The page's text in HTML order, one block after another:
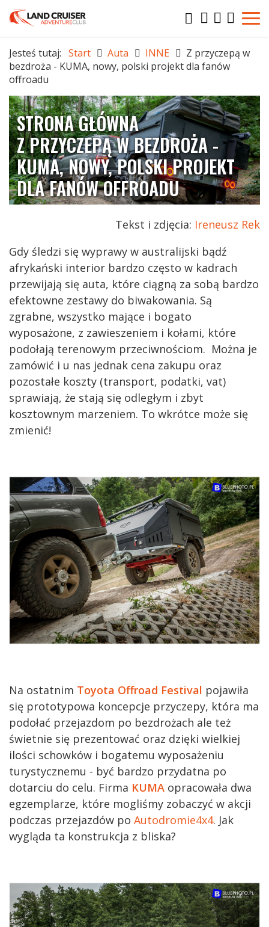
Jesteś tutaj: Start Auta INNE
Z przyczepą w
bezdroża - KUMA, nowy, polski projekt dla fanów
offroadu
STRONA GŁÓWNA
Z PRZYCZEPĄ W BEZDROŻA -
KUMA, NOWY, POLSKI PROJEKT
DLA FANÓW OFFROADU
Tekst i zdjęcia: Ireneusz Rek
Gdy śledzi się wyprawy w australijski bądź
afrykański interior bardzo często w kadrach
przewijają się auta, które ciągną za sobą bardzo
efektowne zestawy do biwakowania. Są
zgrabne, wszystko mające i bogato
wyposażone, z zawieszeniem i kołami, które
podołają terenowym przeciwnościom. Można je
zamówić i u nas jednak cena zakupu oraz
pozostałe koszty (transport, podatki, vat)
sprawiają, że stają się odległym i zbyt
kosztownym marzeniem. To wkrótce może się
zmienić!
Na ostatnim Toyota Offroad Festival pojawiła
się prototypowa koncepcje przyczepy, która ma
podołać przejazdom po bezdrożach ale też
świetnie się prezentować oraz dzięki wielkiej
ilości schowków i bogatemu wyposażeniu
turystycznemu - być bardzo przydatna po
dotarciu do celu. Firma KUMA opracowała dwa
egzemplarze, które mogliśmy zobaczyć w akcji
podczas przejazdów po Autodromie4x4. Jak
wygląda ta konstrukcja z bliska?